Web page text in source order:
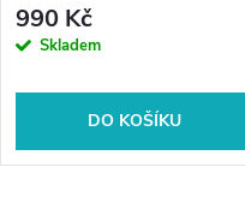
990 Kč
Skladem
DO KOŠÍKU